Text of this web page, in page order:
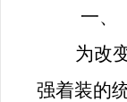
一、
为改
强着装的